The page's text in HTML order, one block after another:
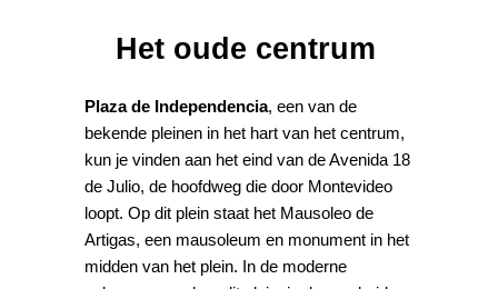
Het oude centrum
Plaza de Independencia, een van de
bekende pleinen in het hart van het centrum,
kun je vinden aan het eind van de Avenida 18
de Julio, de hoofdweg die door Montevideo
loopt. Op dit plein staat het Mausoleo de
Artigas, een mausoleum en monument in het
midden van het plein. In de moderne